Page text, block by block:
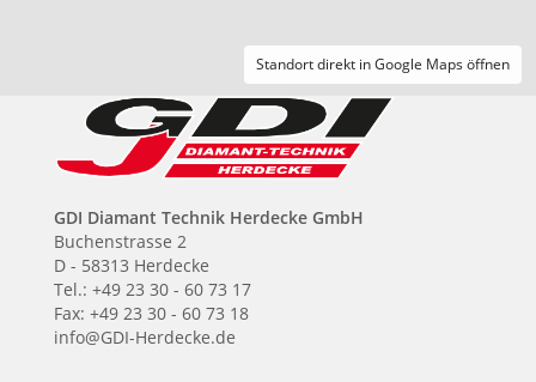
Standort direkt in Google Maps öffnen
GDI Diamant Technik Herdecke GmbH
Buchenstrasse 2
D - 58313 Herdecke
Tel.: +49 23 30 - 60 73 17
Fax: +49 23 30 - 60 73 18
info@GDI-Herdecke.de